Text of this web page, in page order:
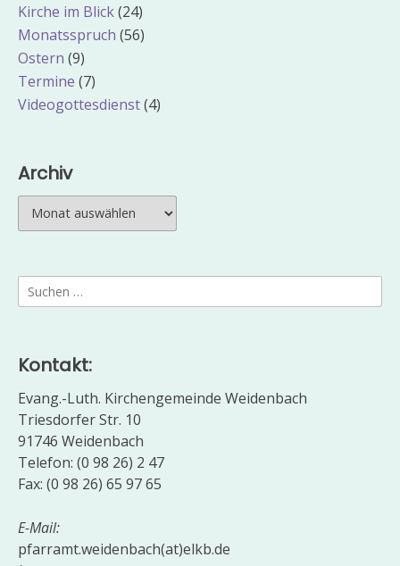
Kirche im Blick(24)
Monatsspruch (56)
Ostern (9)
Termine (7)
Videogottesdienst(4)
Archiv
Archiv
Suchen
nach:
Kontakt:
Evang.-Luth. Kirchengemeinde Weidenbach
Triesdorfer Str. 10
91746 Weidenbach
Telefon: (0 98 26) 2 47
Fax: (0 98 26) 65 97 65
E-Mail:
pfarramt.weidenbach(at)elkb.de